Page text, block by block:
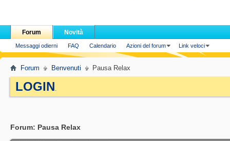
Forum
Messaggi odierni FAQ Calendario Azioni del forum Link veloci
Novità
Forum Benvenuti Pausa Relax
LOGIN.
Forum: Pausa Relax